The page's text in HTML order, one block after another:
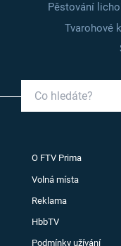
Pěstování
Tvarohové
O FTV Prima
Volná místa
Reklama
HbbTV
Podmínky užívání